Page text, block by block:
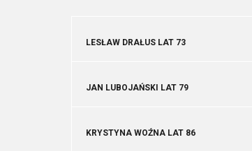
LESŁAW DRAŁUS LAT 73
JAN LUBOJAŃSKI LAT 79
KRYSTYNA WOŹNA LAT 86